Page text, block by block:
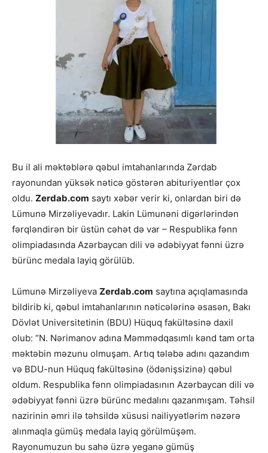
Bu il ali məktəblərə qəbul imtahanlarında Zərdab
rayonundan yüksək nəticə göstərən abituriyentlər çox
oldu. Zerdab.com saytı xəbər verir ki, onlardan biri də
Lümunə Mirzəliyevadır. Lakin Lümunəni digərlərindən
fərqləndirən bir üstün cəhət də var – Respublika fənn
olimpiadasında Azərbaycan dili və ədəbiyyat fənni üzrə
bürünc medala layiq görülüb.
Lümunə Mirzəliyeva Zerdab.com saytına açıqlamasında
bildirib ki, qəbul imtahanlarının nəticələrinə əsasən, Bakı
Dövlət Universitetinin (BDU) Hüquq fakültəsinə daxil
olub: “N. Nərimanov adına Məmmədqasımlı kənd tam orta
məktəbin məzunu olmuşam. Artıq tələbə adını qazandım
və BDU-nun Hüquq fakültəsinə (ödənişsizinə) qəbul
oldum. Respublika fənn olimpiadasının Azərbaycan dili və
ədəbiyyat fənni üzrə bürünc medalını qazanmışam. Təhsil
nazirinin əmri ilə təhsildə xüsusi nailiyyətlərim nəzərə
alınmaqla gümüş medala layiq görülmüşəm.
Rayonumuzun bu sahə üzrə yeganə gümüş